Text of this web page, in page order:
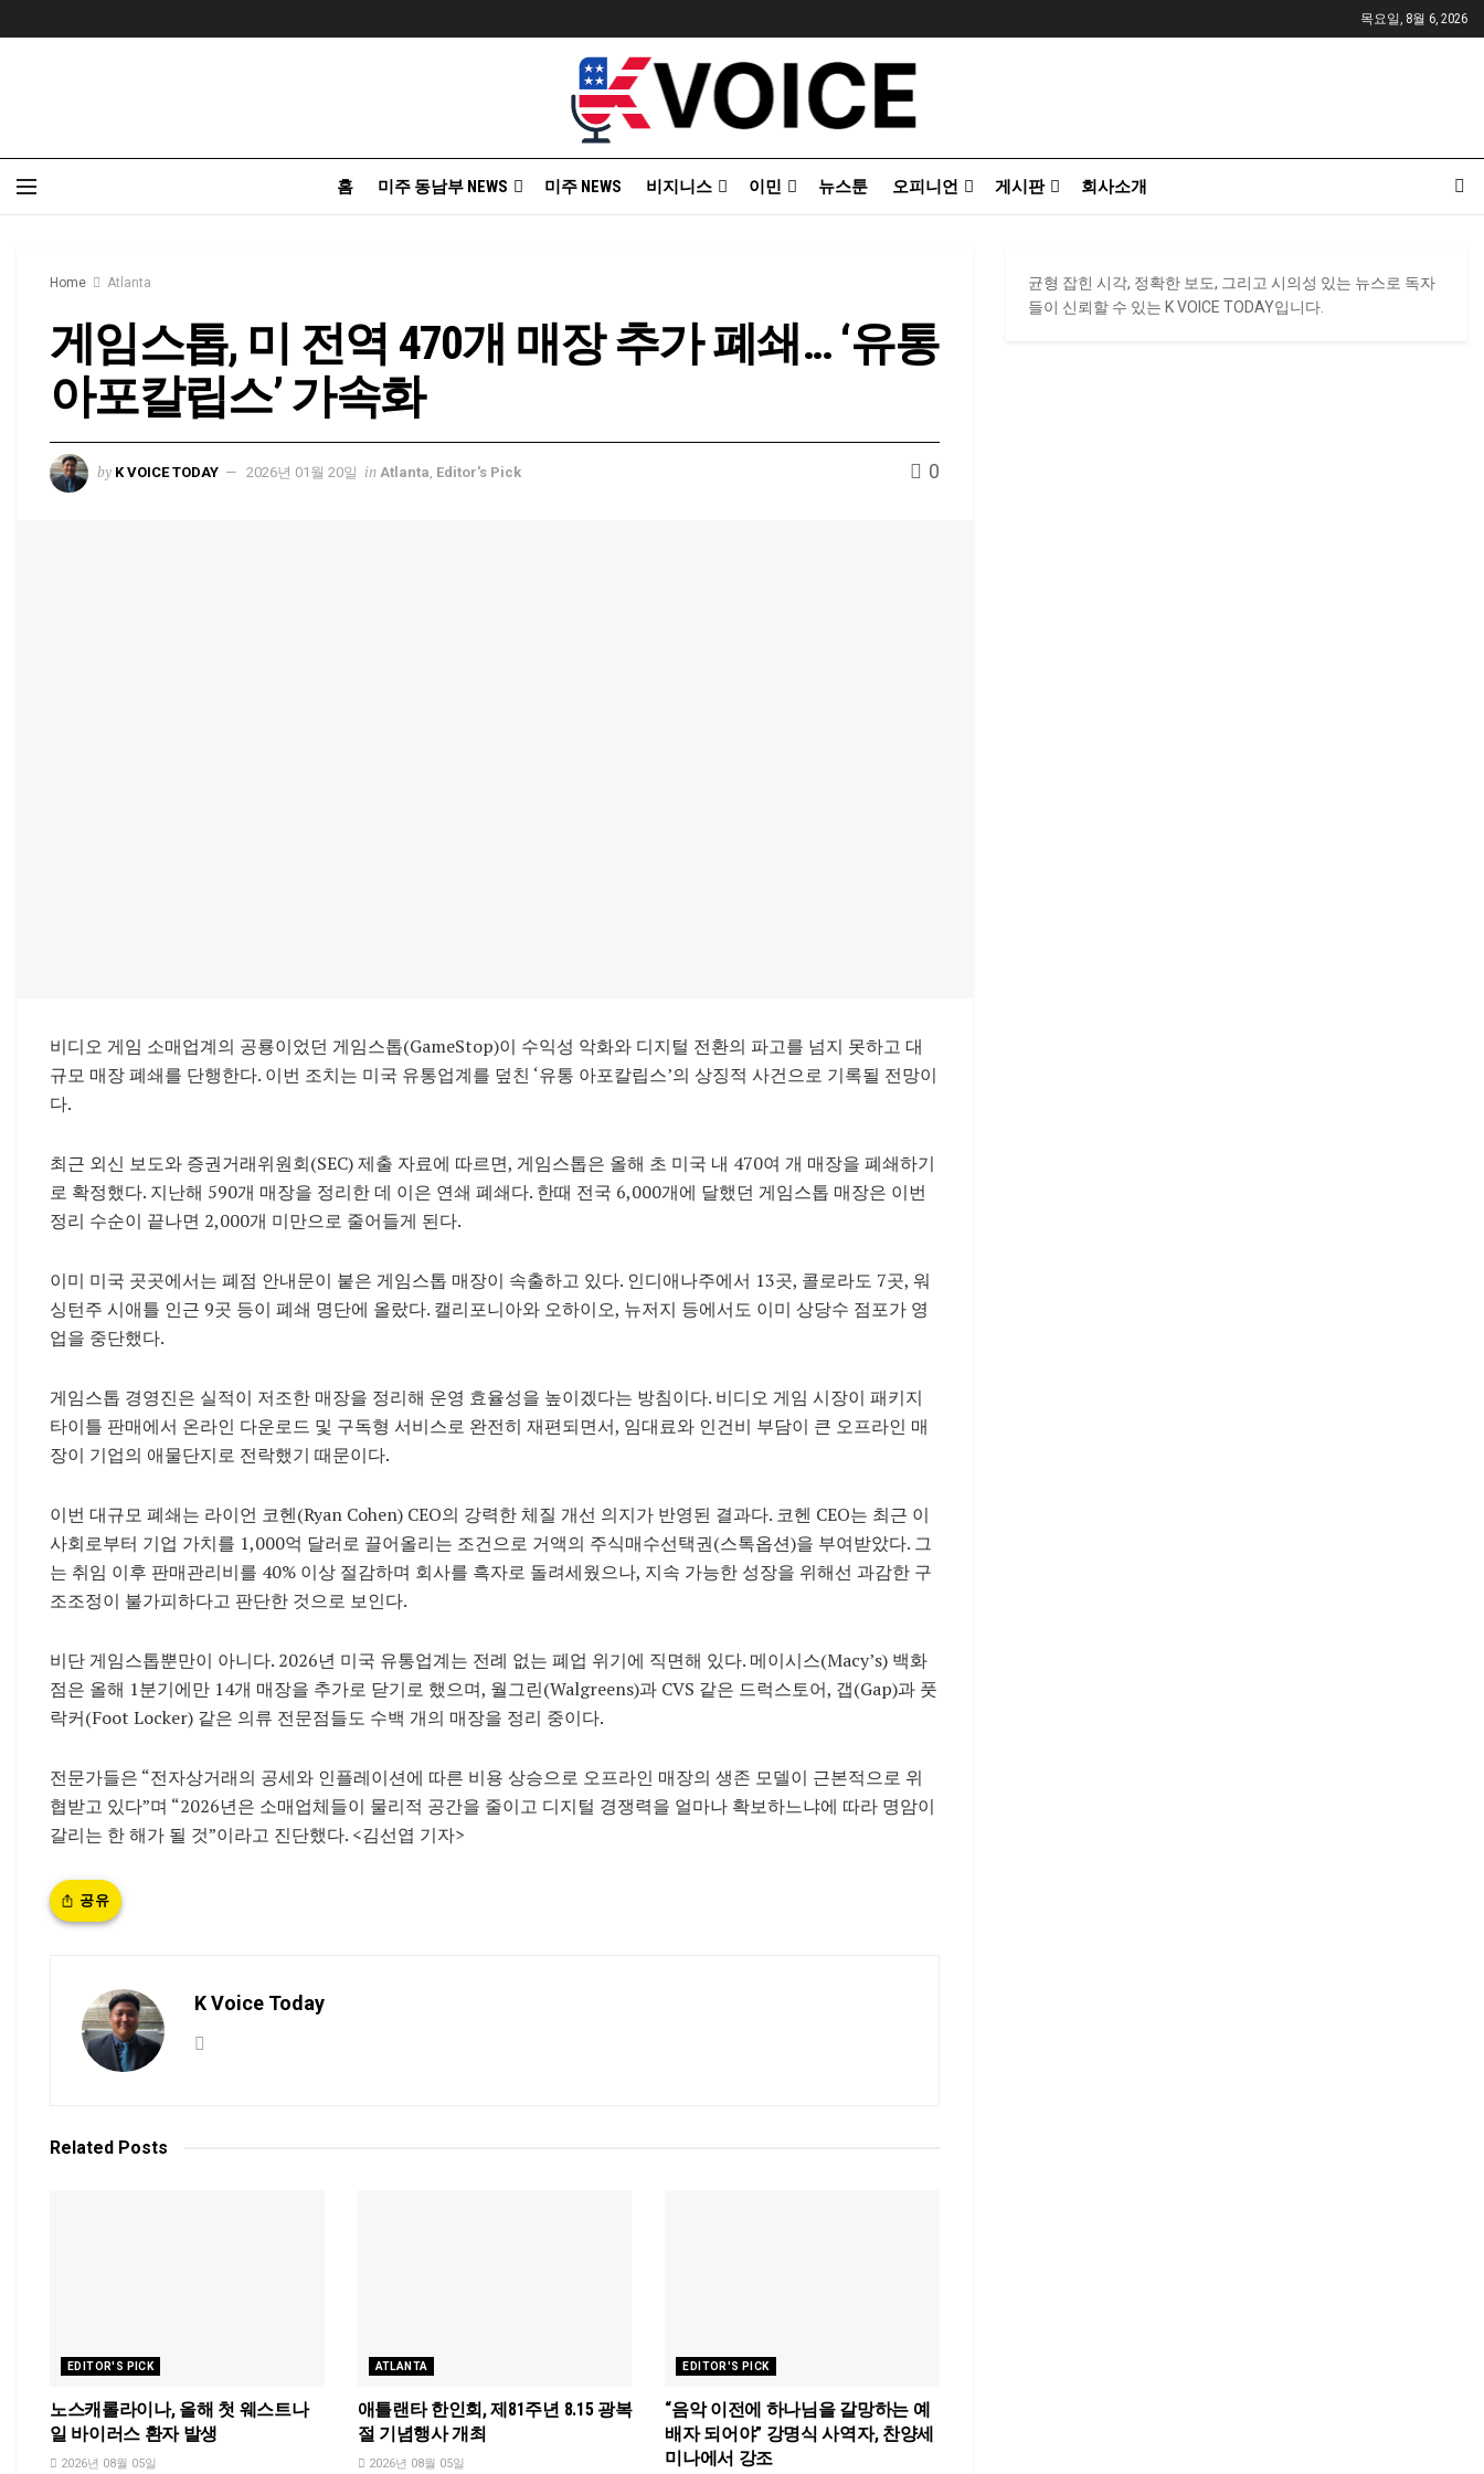
목요일, 8월 6, 2026
홈 미주 동남부 NEWS 미주 NEWS 비지니스 이민 뉴스툰 오피니언 게시판 회사소개
Home Atlanta
게임스톱, 미 전역 470개 매장 추가 폐쇄… ‘유통
아포칼립스’ 가속화
by K VOICE TODAY 2026년 01월 20일 in Atlanta Editor's Pick 0
비디오 게임 소매업계의 공룡이었던 게임스톱(GameStop)이 수익성 악화와 디지털 전환의 파고를 넘지 못하고 대
규모 매장 폐쇄를 단행한다. 이번 조치는 미국 유통업계를 덮친 ‘유통 아포칼립스’의 상징적 사건으로 기록될 전망이
다.
최근 외신 보도와 증권거래위원회(SEC) 제출 자료에 따르면, 게임스톱은 올해 초 미국 내 470여 개 매장을 폐쇄하기
로 확정했다. 지난해 590개 매장을 정리한 데 이은 연쇄 폐쇄다. 한때 전국 6,000개에 달했던 게임스톱 매장은 이번
정리 수순이 끝나면 2,000개 미만으로 줄어들게 된다.
이미 미국 곳곳에서는 폐점 안내문이 붙은 게임스톱 매장이 속출하고 있다. 인디애나주에서 13곳, 콜로라도 7곳, 워
싱턴주 시애틀 인근 9곳 등이 폐쇄 명단에 올랐다. 캘리포니아와 오하이오, 뉴저지 등에서도 이미 상당수 점포가 영
업을 중단했다.
게임스톱 경영진은 실적이 저조한 매장을 정리해 운영 효율성을 높이겠다는 방침이다. 비디오 게임 시장이 패키지
타이틀 판매에서 온라인 다운로드 및 구독형 서비스로 완전히 재편되면서, 임대료와 인건비 부담이 큰 오프라인 매
장이 기업의 애물단지로 전락했기 때문이다.
이번 대규모 폐쇄는 라이언 코헨(Ryan Cohen) CEO의 강력한 체질 개선 의지가 반영된 결과다. 코헨 CEO는 최근 이
사회로부터 기업 가치를 1,000억 달러로 끌어올리는 조건으로 거액의 주식매수선택권(스톡옵션)을 부여받았다. 그
는 취임 이후 판매관리비를 40% 이상 절감하며 회사를 흑자로 돌려세웠으나, 지속 가능한 성장을 위해선 과감한 구
조조정이 불가피하다고 판단한 것으로 보인다.
비단 게임스톱뿐만이 아니다. 2026년 미국 유통업계는 전례 없는 폐업 위기에 직면해 있다. 메이시스(Macy’s) 백화
점은 올해 1분기에만 14개 매장을 추가로 닫기로 했으며, 월그린(Walgreens)과 CVS 같은 드럭스토어, 갭(Gap)과 풋
락커(Foot Locker) 같은 의류 전문점들도 수백 개의 매장을 정리 중이다.
전문가들은 “전자상거래의 공세와 인플레이션에 따른 비용 상승으로 오프라인 매장의 생존 모델이 근본적으로 위
협받고 있다”며 “2026년은 소매업체들이 물리적 공간을 줄이고 디지털 경쟁력을 얼마나 확보하느냐에 따라 명암이
갈리는 한 해가 될 것”이라고 진단했다. <김선엽 기자>
공유
K Voice Today
Related Posts
EDITOR'S PICK
노스캐롤라이나, 올해 첫 웨스트나
일 바이러스 환자 발생
2026년 08월 05일
ATLANTA
애틀랜타 한인회, 제81주년 8.15 광복
절 기념행사 개최
2026년 08월 05일
EDITOR'S PICK
“음악 이전에 하나님을 갈망하는 예
배자 되어야” 강명식 사역자, 찬양세
미나에서 강조
균형 잡힌 시각, 정확한 보도, 그리고 시의성 있는 뉴스로 독자
들이 신뢰할 수 있는 K VOICE TODAY입니다.